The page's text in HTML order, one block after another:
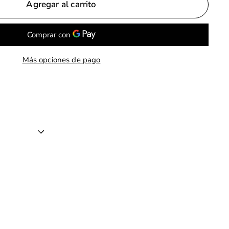
Agregar al carrito
Más opciones de pago